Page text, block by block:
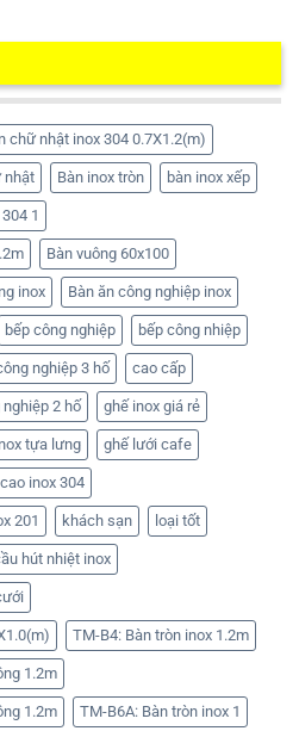
chữ nhật inox 304 0.7X1.2(m)
nhật Bàn inox tròn bàn inox xếp
1
Bàn vuông 60x100
inox Bàn ăn công nghiệp inox
bếp công nghiệp bếp công nhiệp
nghiệp 3 hố cao cấp
2 hố ghế inox giá rẻ
tựa lưng ghế lưới cafe
inox 304
201 khách sạn loại tốt
hút nhiệt inox
TM-B4: Bàn tròn inox 1.2m
1.2m
1.2m TM-B6A: Bàn tròn inox 1